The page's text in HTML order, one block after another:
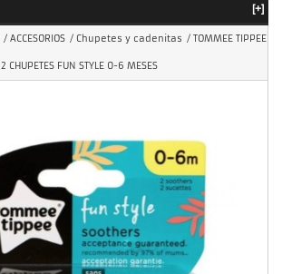
[+]
/ ACCESORIOS / Chupetes y cadenitas / TOMMEE TIPPEE
2 CHUPETES FUN STYLE 0-6 MESES